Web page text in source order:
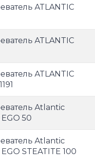
ATLANTIC
ATLANTIC
ATLANTIC
Atlantic
50
Atlantic
STEATITE 100